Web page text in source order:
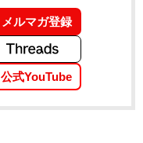
メルマガ登録
公式YouTube